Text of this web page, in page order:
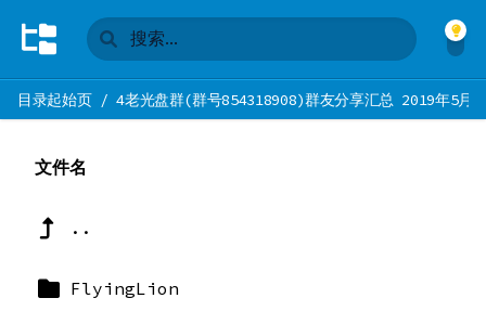
目录起始页/4老光盘群(群号854318908)群友分享汇总 2019年5月
文件名
..
FlyingLion